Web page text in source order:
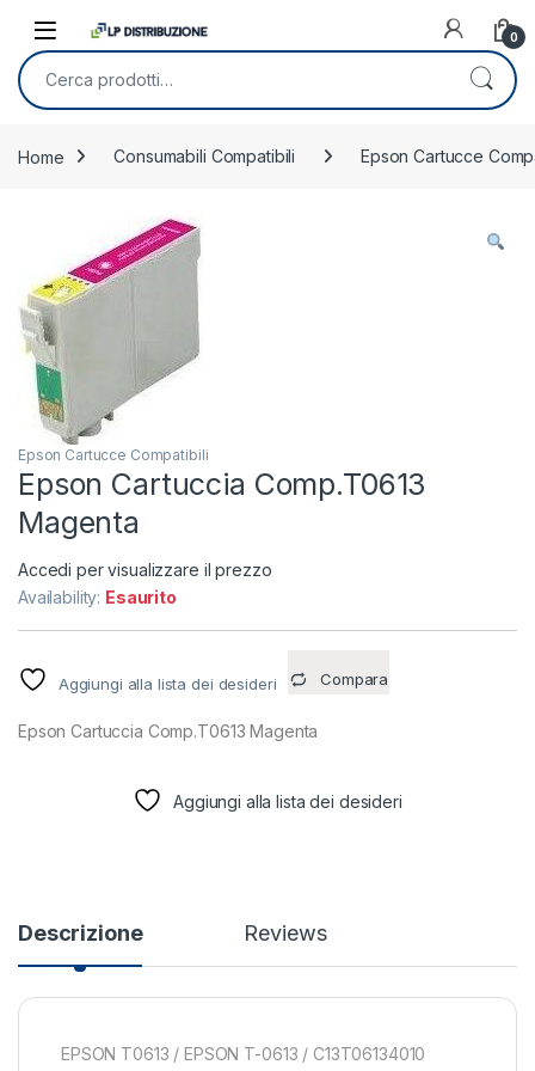
0
Cerca:
Home Consumabili Compatibili Epson Cartucce
Epson Cartucce Compatibili
Epson Cartuccia Comp.T0613
Magenta
Accedi per visualizzare il prezzo
Availability: Esaurito
Aggiungi alla lista dei desideri Compara
Epson Cartuccia Comp.T0613 Magenta
Aggiungi alla lista dei desideri
Descrizione Reviews
EPSON T0613 / EPSON T-0613 / C13T06134010